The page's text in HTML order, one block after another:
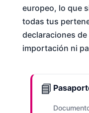
europeo, lo que
todas tus
declaraciones
importación ni
📘